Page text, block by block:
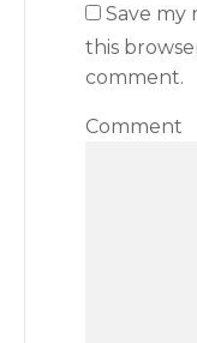
Save my
this
comment.
Comment